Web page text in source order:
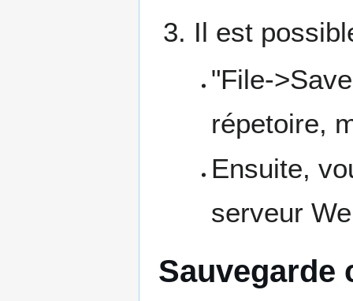
Il est
"File-
répetoire,
Ensuite,
serveur
Sauvegarde